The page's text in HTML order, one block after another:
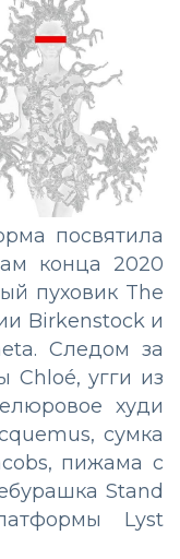
посвятила
конца 2020
пуховик The
Birkenstock и
Следом за
Chloé, угги из
худи
сумка
пижама с
Stand
Lyst